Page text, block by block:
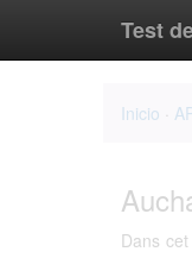
Test
Inicio
Dans